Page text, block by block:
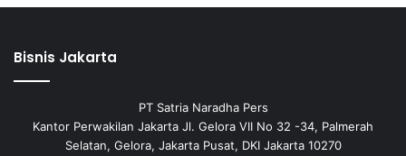
Bisnis Jakarta
PT Satria Naradha Pers
Kantor Perwakilan Jakarta Jl. Gelora VII No 32 -34, Palmerah
Selatan, Gelora, Jakarta Pusat, DKI Jakarta 10270